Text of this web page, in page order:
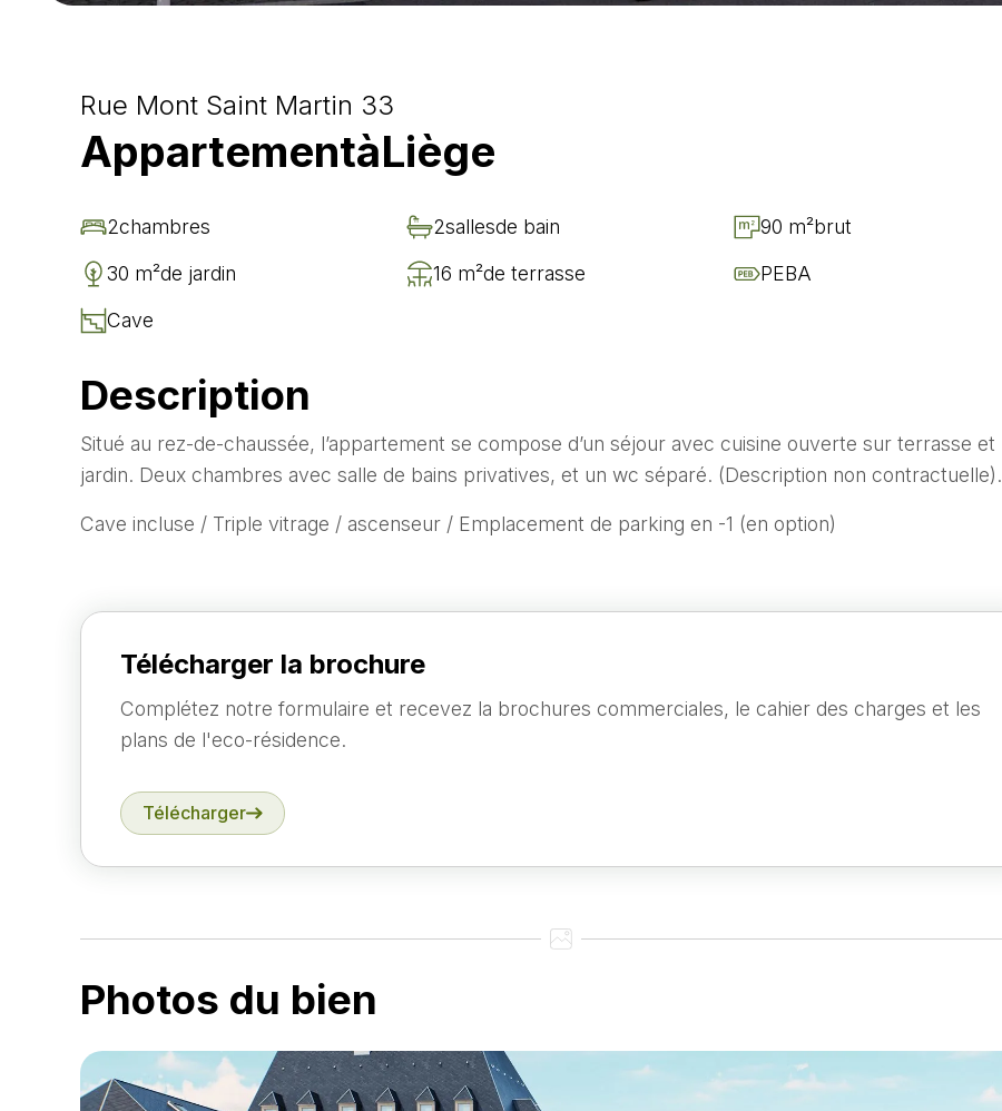
Rue Mont Saint Martin 33
AppartementàLiège
2chambres 2sallesde bain 90 m²brut
30 m²de jardin 16 m²de terrasse PEBA
Cave
Description
Situé au rez-de-chaussée, l’appartement se compose d’un séjour avec cuisine ouverte sur terrasse et
jardin. Deux chambres avec salle de bains privatives, et un wc séparé. (Description non contractuelle).
Cave incluse / Triple vitrage / ascenseur / Emplacement de parking en -1 (en option)
Télécharger la brochure
Complétez notre formulaire et recevez la brochures commerciales, le cahier des charges et les
plans de l'eco-résidence.
Télécharger
Photos du bien